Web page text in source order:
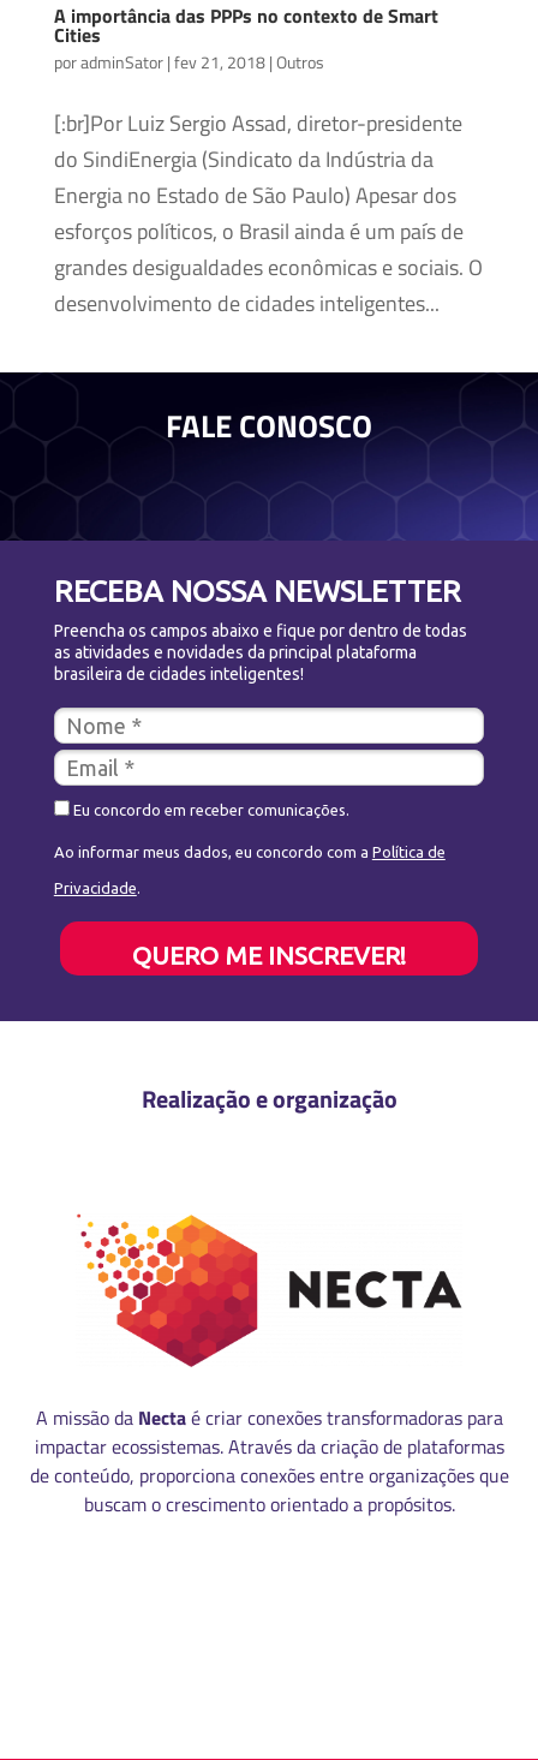
A importância das PPPs no contexto de Smart
Cities
poradminSator|fev 21, 2018|Outros
[:br]Por Luiz Sergio Assad, diretor-presidente
do SindiEnergia (Sindicato da Indústria da
Energia no Estado de São Paulo) Apesar dos
esforços políticos, o Brasil ainda é um país de
grandes desigualdades econômicas e sociais. O
desenvolvimento de cidades inteligentes...
FALE CONOSCO
RECEBA NOSSA NEWSLETTER
Preencha os campos abaixo e fique por dentro de todas
as atividades e novidades da principal plataforma
brasileira de cidades inteligentes!
Eu concordo em receber comunicações.
Ao informar meus dados, eu concordo com a Política de
Privacidade.
QUERO ME INSCREVER!
Realização e organização
A missão da Nectaé criar conexões transformadoras para
impactar ecossistemas. Através da criação de plataformas
de conteúdo, proporciona conexões entre organizações que
buscam o crescimento orientado a propósitos.